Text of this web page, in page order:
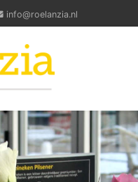
info@roelanzia.nl